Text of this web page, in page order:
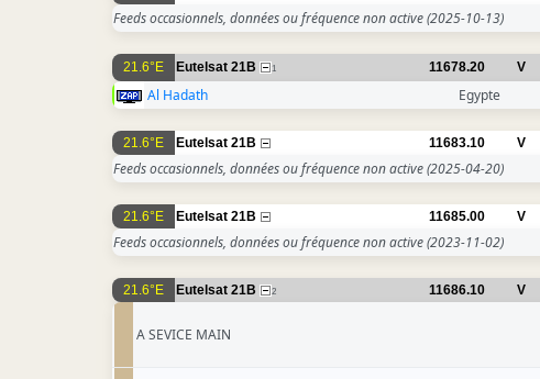
Feeds occasionnels, données ou fréquence non active(2025-10-13)
21.6°E Eutelsat 21B 1 11678.20 V
Al Hadath
Egypte
21.6°E Eutelsat 21B 11683.10 V
Feeds occasionnels, données ou fréquence non active(2025-04-20)
21.6°E Eutelsat 21B 11685.00 V
Feeds occasionnels, données ou fréquence non active(2023-11-02)
21.6°E Eutelsat 21B 2 11686.10 V
A SEVICE MAIN